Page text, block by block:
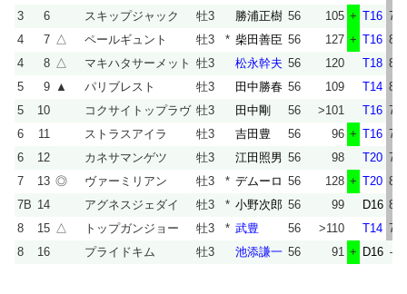
3
6 スキップジャック 牡3 勝浦正樹 56 105 + T16 78
4
7 △ ペールギュント 牡3 * 柴田善臣 56 127 + T16 85
4
8 △ マキハタサーメット 牡3 松永幹夫 56 120 T18 86
5
9 ▲ パリブレスト 牡3 田中勝春 56 109 T14 81
5
10 コクサイトップラヴ 牡3 田中剛 56 >101 T16 75
6
11 ストラスアイラ 牡3 吉田豊 56 96 + T16 76
6
12 カネサマンゲツ 牡3 江田照男 56 98 T20 79
7
13 ◎ ヴァーミリアン 牡3 * デムーロ 56 128 + T20 86
7B 14 アグネスジェダイ 牡3 * 小野次郎 56 99 D16 84
8
15 △ トップガンジョー 牡3 * 武豊 56 >110 T14 77
8
16 プライドキム 牡3 池添謙一 56 91 + D16 —